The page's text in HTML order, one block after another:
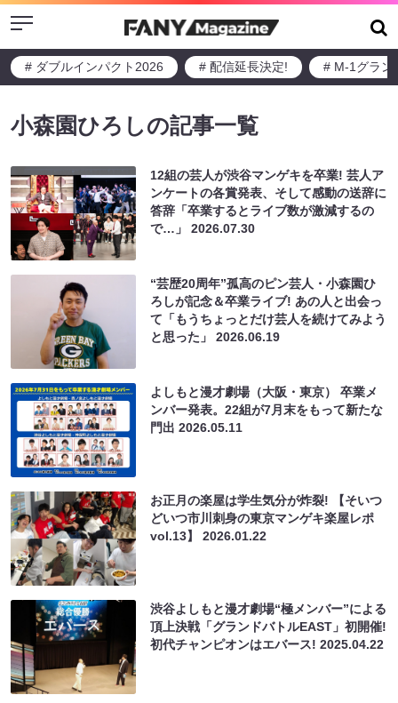
Menu
# ダブルインパクト2026 # 配信延長決定! # M-1グラン
小森園ひろしの記事一覧
12組の芸人が渋谷マンゲキを卒業! 芸人ア
ンケートの各賞発表、そして感動の送辞に
答辞「卒業するとライブ数が激減するの
で…」2026.07.30
“芸歴20周年”孤高のピン芸人・小森園ひ
ろしが記念＆卒業ライブ! あの人と出会っ
て「もうちょっとだけ芸人を続けてみよう
と思った」2026.06.19
よしもと漫才劇場（大阪・東京） 卒業メ
ンバー発表。22組が7月末をもって新たな
門出2026.05.11
お正月の楽屋は学生気分が炸裂! 【そいつ
どいつ市川刺身の東京マンゲキ楽屋レポ
vol.13】2026.01.22
渋谷よしもと漫才劇場“極メンバー”による
頂上決戦「グランドバトルEAST」初開催!
初代チャンピオンはエバース!2025.04.22